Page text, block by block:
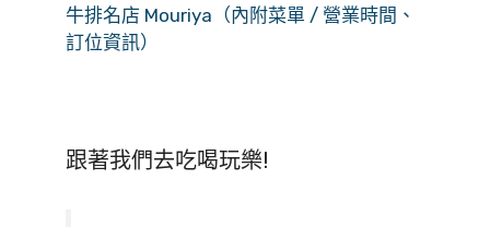
牛排名店 Mouriya（內附菜單 / 營業時間、
訂位資訊）
跟著我們去吃喝玩樂!